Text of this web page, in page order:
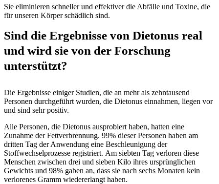
Sie eliminieren schneller und effektiver die Abfälle und Toxine, die
für unseren Körper schädlich sind.
Sind die Ergebnisse von Dietonus real
und wird sie von der Forschung
unterstützt?
Die Ergebnisse einiger Studien, die an mehr als zehntausend
Personen durchgeführt wurden, die Dietonus einnahmen, liegen vor
und sind sehr positiv.
Alle Personen, die Dietonus ausprobiert haben, hatten eine
Zunahme der Fettverbrennung. 99% dieser Personen haben am
dritten Tag der Anwendung eine Beschleunigung der
Stoffwechselprozesse registriert. Am siebten Tag verloren diese
Menschen zwischen drei und sieben Kilo ihres ursprünglichen
Gewichts und 98% gaben an, dass sie nach sechs Monaten kein
verlorenes Gramm wiedererlangt haben.